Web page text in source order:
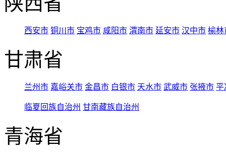
西安市 铜川市 宝鸡市 咸阳市 渭南市 延安市 汉中市 榆林
甘肃省
兰州市 嘉峪关市 金昌市 白银市 天水市 武威市 张掖市 平
临夏回族自治州 甘南藏族自治州
青海省